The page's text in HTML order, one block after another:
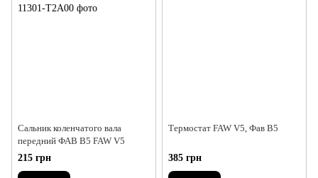
Сальник коленчатого вала
передний ФАВ В5 FAW V5
215 грн
Термостат FAW V5, Фав В5
385 грн